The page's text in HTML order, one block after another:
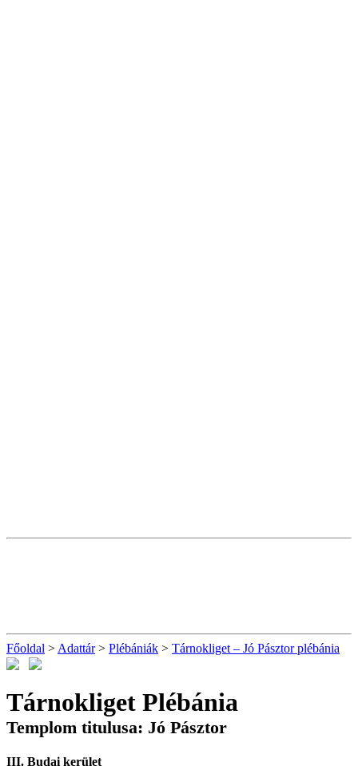
Főoldal > Adattár> Plébániák > Tárnokliget – Jó Pásztor plébánia
Tárnokliget Plébánia
Templom titulusa: Jó Pásztor
III. Budai kerület